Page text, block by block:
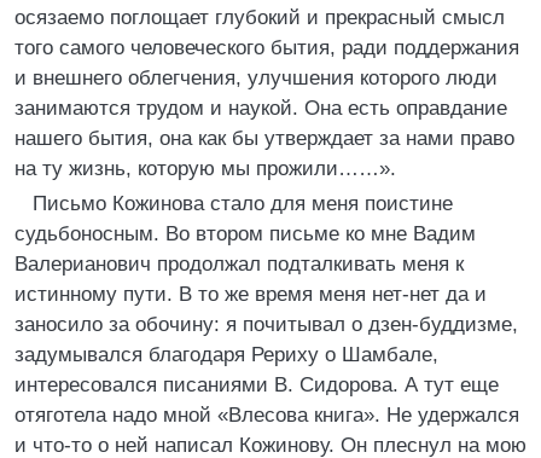
осязаемо поглощает глубокий и прекрасный смысл
того самого человеческого бытия, ради поддержания
и внешнего облегчения, улучшения которого люди
занимаются трудом и наукой. Она есть оправдание
нашего бытия, она как бы утверждает за нами право
на ту жизнь, которую мы прожили……».
Письмо Кожинова стало для меня поистине
судьбоносным. Во втором письме ко мне Вадим
Валерианович продолжал подталкивать меня к
истинному пути. В то же время меня нет-нет да и
заносило за обочину: я почитывал о дзен-буддизме,
задумывался благодаря Рериху о Шамбале,
интересовался писаниями В. Сидорова. А тут еще
отяготела надо мной «Влесова книга». Не удержался
и что-то о ней написал Кожинову. Он плеснул на мою